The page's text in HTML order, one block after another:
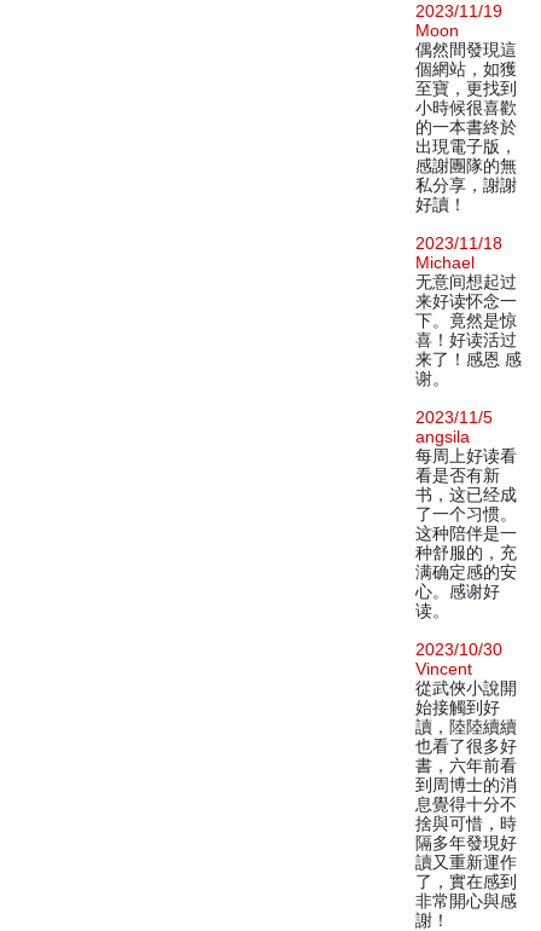
2023/11/19
Moon
偶然間發現這
個網站，如獲
至寶，更找到
小時候很喜歡
的一本書終於
出現電子版，
感謝團隊的無
私分享，謝謝
好讀！
2023/11/18
Michael
无意间想起过
来好读怀念一
下。竟然是惊
喜！好读活过
来了！感恩 感
谢。
2023/11/5
angsila
每周上好读看
看是否有新
书，这已经成
了一个习惯。
这种陪伴是一
种舒服的，充
满确定感的安
心。感谢好
读。
2023/10/30
Vincent
從武俠小說開
始接觸到好
讀，陸陸續續
也看了很多好
書，六年前看
到周博士的消
息覺得十分不
捨與可惜，時
隔多年發現好
讀又重新運作
了，實在感到
非常開心與感
謝！